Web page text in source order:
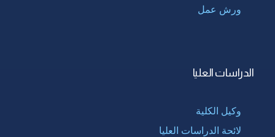
ورش عمل
الدراسات العليا
وكيل الكلية
لائحة الدراسات العليا